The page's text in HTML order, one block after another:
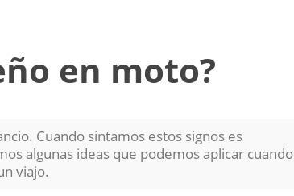
en moto?
Cuando sintamos estos signos es
algunas ideas que podemos aplicar cuando
viajo.